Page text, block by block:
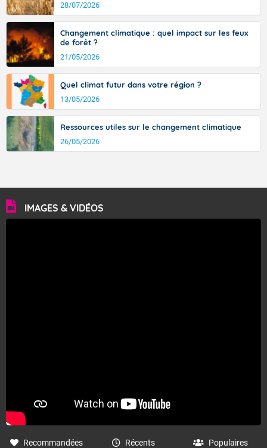
avec des pointes jusqu'à 37 à 38 degrés dans l'arrière-
pays varois et en vallée de la Garonne.
28/07/2026
Changement climatique : quel impact sur les feux
de forêt ?
21/05/2026
Quel climat futur dans votre région ?
13/05/2026
Ressources utiles sur le changement climatique
26/05/2026
IMAGES & VIDÉOS
Recommandées Récents Populaires